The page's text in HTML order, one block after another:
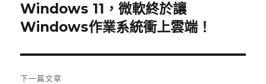
導
覽
一
篇
章:
Windows 11，微軟終於讓
Windows作業系統衝上雲端！
下一篇文章